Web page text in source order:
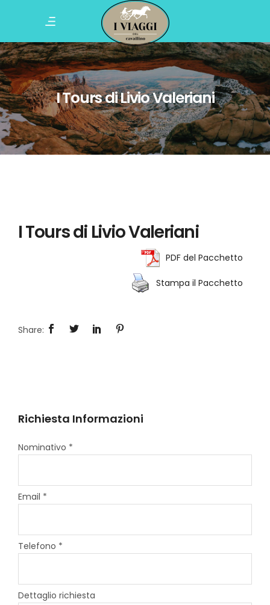
I Tours di Livio Valeriani
I Tours di Livio Valeriani
PDF del Pacchetto
Stampa il Pacchetto
Richiesta Informazioni
Nominativo *
Email *
Telefono *
Dettaglio richiesta